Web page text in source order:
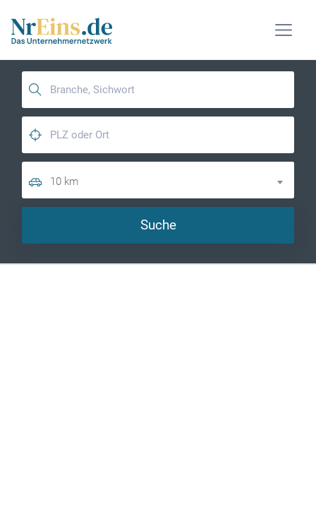
10 km
Suche